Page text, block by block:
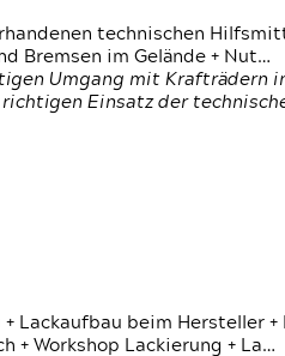
technischen
Bremsen im Gelände + Nut…
Umgang mit
Einsatz der
Lackaufbau beim Hersteller
+ Workshop Lackierung + La…